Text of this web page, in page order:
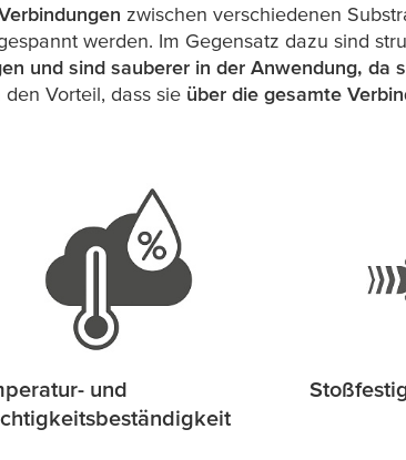
zwischen verschiedenen
werden. Im Gegensatz dazu sind
und sind sauberer in der Anwendung, da
Vorteil, dass sie über die gesamte
und